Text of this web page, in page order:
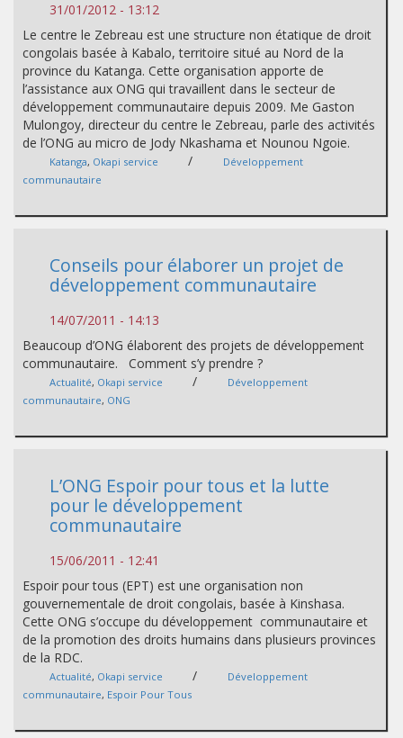
31/01/2012 - 13:12
Le centre le Zebreau est une structure non étatique de droit
congolais basée à Kabalo, territoire situé au Nord de la
province du Katanga. Cette organisation apporte de
l’assistance aux ONG qui travaillent dans le secteur de
développement communautaire depuis 2009. Me Gaston
Mulongoy, directeur du centre le Zebreau, parle des activités
de l’ONG au micro de Jody Nkashama et Nounou Ngoie.
Katanga, Okapi service /
Développement
communautaire
Conseils pour élaborer un projet de
développement communautaire
14/07/2011 - 14:13
Beaucoup d’ONG élaborent des projets de développement
communautaire. Comment s’y prendre ?
Actualité, Okapi service /
Développement
communautaire, ONG
L’ONG Espoir pour tous et la lutte
pour le développement
communautaire
15/06/2011 - 12:41
Espoir pour tous (EPT) est une organisation non
gouvernementale de droit congolais, basée à Kinshasa.
Cette ONG s’occupe du développement communautaire et
de la promotion des droits humains dans plusieurs provinces
de la RDC.
Actualité, Okapi service /
Développement
communautaire, Espoir Pour Tous